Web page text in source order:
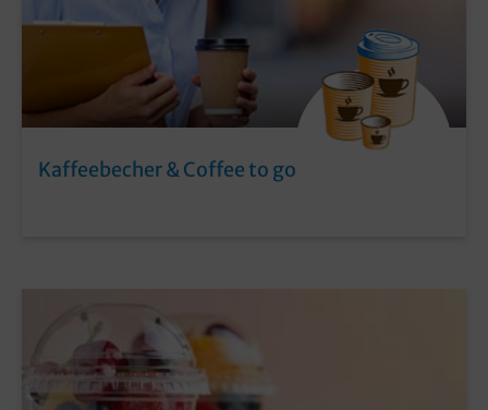
Kaffeebecher & Coffee to go